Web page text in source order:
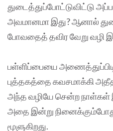
துடைத்துப்போட்டுவிட்டு
அவமானமா இது? ஆனால்
போவதைத் தவிர வேறு வழி
பள்ளிப்பையை
புத்தகத்தை கவசமாக்கி
அந்த வழியே சென்ற
அதை இன்று
மூளுகிறது.